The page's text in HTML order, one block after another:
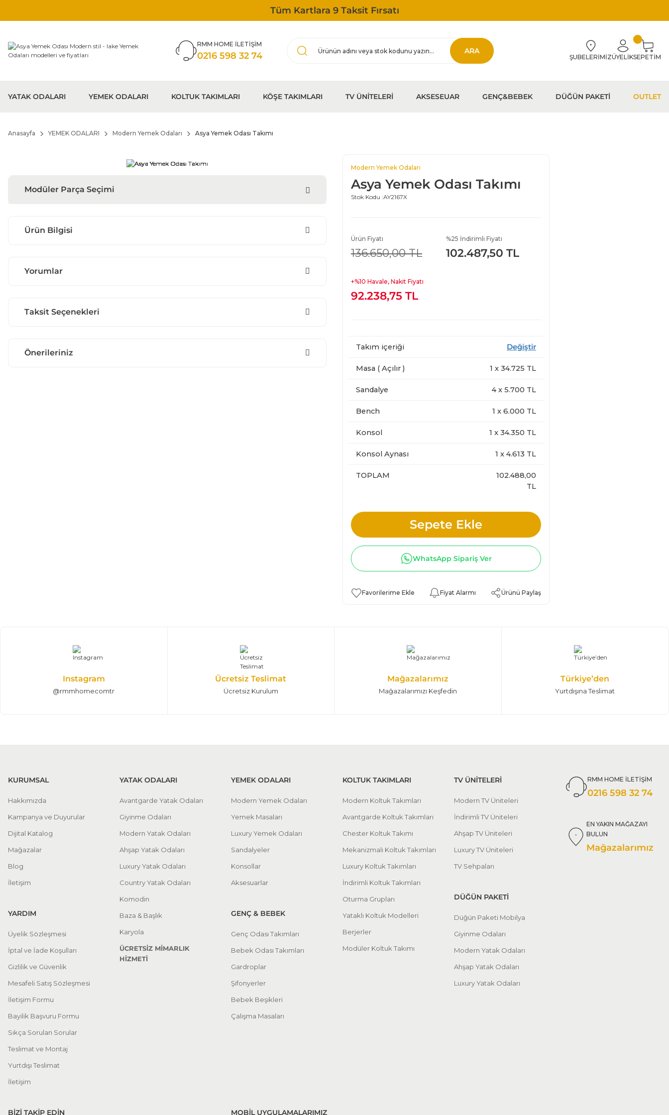
Tüm Kartlara 9 Taksit Fırsatı
RMM HOME İLETİŞİM
0216 598 32 74 ARA
ŞUBELERİMİZÜYELİKSEPETİM
YATAK ODALARI YEMEK ODALARI KOLTUK TAKIMLARI KÖŞE TAKIMLARI TV ÜNİTELERİ AKSESEUAR GENÇ&BEBEK DÜĞÜN PAKETİ OUTLET
Anasayfa YEMEK ODALARI Modern Yemek Odaları Asya Yemek Odası Takımı
Modüler Parça Seçimi
Ürün Bilgisi
Yorumlar
Taksit Seçenekleri
Önerileriniz
Modern Yemek Odaları
Asya Yemek Odası Takımı
Stok Kodu :AY2167X
Ürün Fiyatı
136.650,00 TL
%25 İndirimli Fiyatı
102.487,50 TL
+%10 Havale, Nakit Fiyatı
92.238,75 TL
Takım içeriği Değiştir
Masa ( Açılır ) 1 x 34.725 TL
Sandalye 4x 5.700 TL
Bench 1 x 6.000 TL
Konsol 1 x 34.350 TL
Konsol Aynası 1 x 4.613 TL
TOPLAM
102.488,00
TL
Sepete Ekle
WhatsApp Sipariş Ver
Fiyat Alarmı Ürünü Paylaş
Instagram
@rmmhomecomtr
Ücretsiz Teslimat
Ücretsiz Kurulum
Mağazalarımız
Mağazalarımızı Keşfedin
Türkiye’den
Yurtdışına Teslimat
KURUMSAL
Hakkımızda
Kampanya ve Duyurular
Dijital Katalog
Mağazalar
Blog
İletişim
YARDIM
Üyelik Sözleşmesi
İptal ve İade Koşulları
Gizlilik ve Güvenlik
Mesafeli Satış Sözleşmesi
İletişim Formu
Bayilik Başvuru Formu
Sıkça Sorulan Sorular
Teslimat ve Montaj
Yurtdışı Teslimat
İletişim
YATAK ODALARI
Avantgarde Yatak Odaları
Giyinme Odaları
Modern Yatak Odaları
Ahşap Yatak Odaları
Luxury Yatak Odaları
Country Yatak Odaları
Komodin
Baza & Başlık
Karyola
ÜCRETSİZ MİMARLIK
HİZMETİ
YEMEK ODALARI
Modern Yemek Odaları
Yemek Masaları
Luxury Yemek Odaları
Sandalyeler
Konsollar
Aksesuarlar
GENÇ & BEBEK
Genç Odası Takımları
Bebek Odası Takımları
Gardroplar
Şifonyerler
Bebek Beşikleri
Çalışma Masaları
KOLTUK TAKIMLARI
Modern Koltuk Takımları
Avantgarde Koltuk Takımları
Chester Koltuk Takımı
Mekanizmalı Koltuk Takımları
Luxury Koltuk Takımları
İndirimli Koltuk Takımları
Oturma Grupları
Yataklı Koltuk Modelleri
Berjerler
Modüler Koltuk Takımı
TV ÜNİTELERİ
Modern TV Üniteleri
İndirimli TV Üniteleri
Ahşap TV Üniteleri
Luxury TV Üniteleri
TV Sehpaları
DÜĞÜN PAKETİ
Düğün Paketi Mobilya
Giyinme Odaları
Modern Yatak Odaları
Ahşap Yatak Odaları
Luxury Yatak Odaları
RMM HOME İLETİŞİM
0216 598 32 74
EN YAKIN MAĞAZAYI
BULUN
Mağazalarımız
BİZİ TAKİP EDİN MOBİL UYGULAMALARIMIZ